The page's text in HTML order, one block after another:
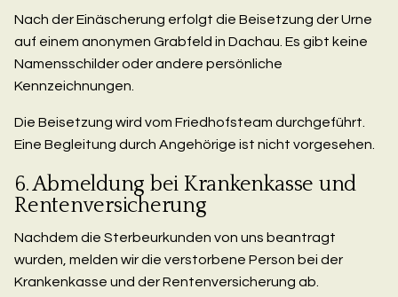
Nach der Einäscherung erfolgt die Beisetzung der Urne
auf einem anonymen Grabfeld in Dachau. Es gibt keine
Namensschilder oder andere persönliche
Kennzeichnungen.
Die Beisetzung wird vom Friedhofsteam durchgeführt.
Eine Begleitung durch Angehörige ist nicht vorgesehen.
6. Abmeldung bei Krankenkasse und
Rentenversicherung
Nachdem die Sterbeurkunden von uns beantragt
wurden, melden wir die verstorbene Person bei der
Krankenkasse und der Rentenversicherung ab.